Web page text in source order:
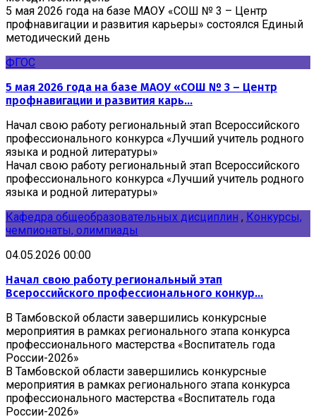
5 мая 2026 года на базе МАОУ «СОШ № 3 – Центр
профнавигации и развития карьеры» состоялся Единый
методический день
ФГОС
5 мая 2026 года на базе МАОУ «СОШ № 3 – Центр
профнавигации и развития карь...
Начал свою работу региональный этап Всероссийского
профессионального конкурса «Лучший учитель родного
языка и родной литературы»
Начал свою работу региональный этап Всероссийского
профессионального конкурса «Лучший учитель родного
языка и родной литературы»
Кафедра общеобразовательных дисциплин , Конкурсы,
чемпионаты, олимпиады
04.05.2026 00:00
Начал свою работу региональный этап
Всероссийского профессионального конкур...
В Тамбовской области завершились конкурсные
мероприятия в рамках регионального этапа конкурса
профессионального мастерства «Воспитатель года
России-2026»
В Тамбовской области завершились конкурсные
мероприятия в рамках регионального этапа конкурса
профессионального мастерства «Воспитатель года
России-2026»